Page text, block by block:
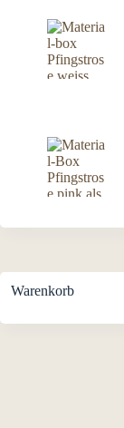
Warenkorb